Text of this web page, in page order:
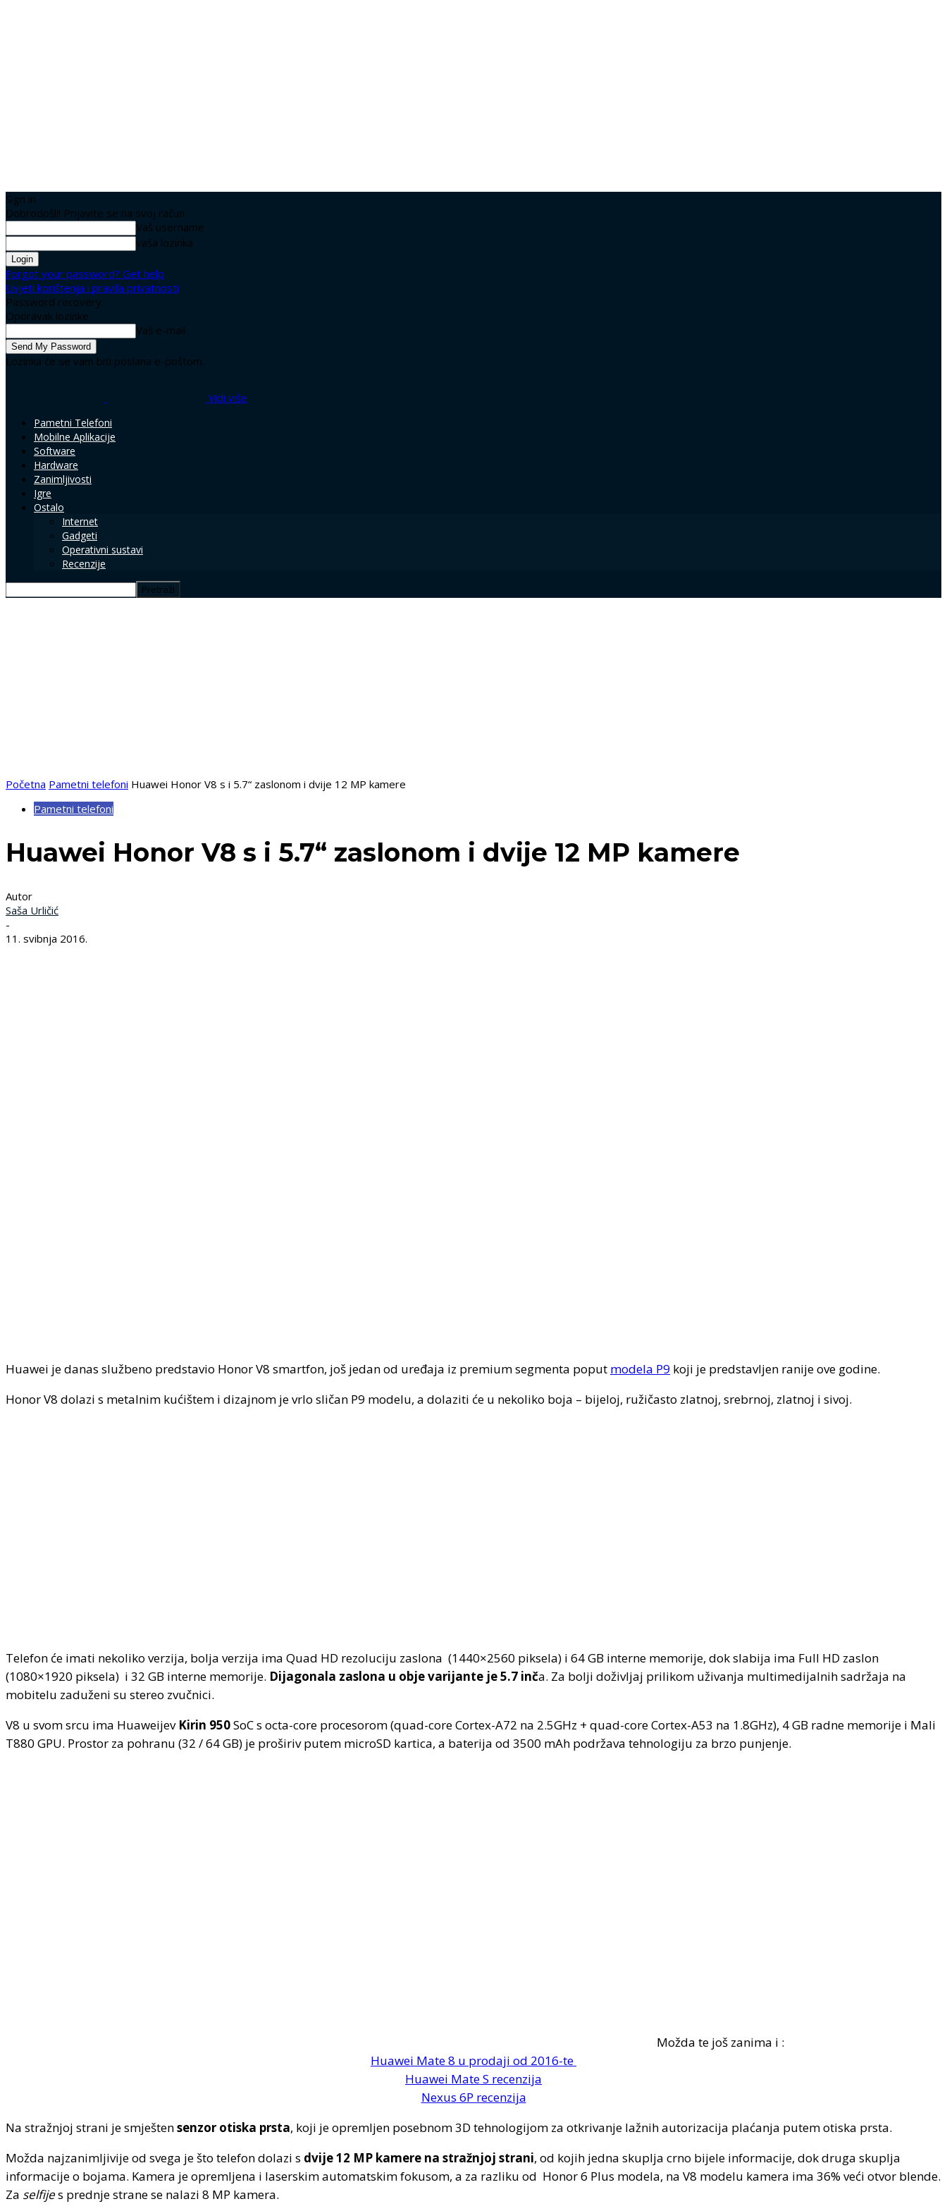
Sign in
Dobrodošli! Prijavite se na svoj račun
Vaš username
vaša lozinka
Forgot your password? Get help
Uvjeti korištenja i pravila privatnosti
Password recovery
Oporavak lozinke
Vaš e-mail
Lozinka će se vam biti poslana e-poštom.
Vidi više
Pametni Telefoni
Mobilne Aplikacije
Software
Hardware
Zanimljivosti
Igre
Ostalo
Internet
Gadgeti
Operativni sustavi
Recenzije
Početna Pametni telefoni Huawei Honor V8 s i 5.7“ zaslonom i dvije 12 MP kamere
Pametni telefoni
Huawei Honor V8 s i 5.7“ zaslonom i dvije 12 MP kamere
Autor
Saša Urličić
-
11. svibnja 2016.
Huawei je danas službeno predstavio Honor V8 smartfon, još jedan od uređaja iz premium segmenta poput modela P9 koji je predstavljen ranije ove godine.
Honor V8 dolazi s metalnim kućištem i dizajnom je vrlo sličan P9 modelu, a dolaziti će u nekoliko boja – bijeloj, ružičasto zlatnoj, srebrnoj, zlatnoj i sivoj.
Telefon će imati nekoliko verzija, bolja verzija ima Quad HD rezoluciju zaslona (1440×2560 piksela) i 64 GB interne memorije, dok slabija ima Full HD zaslon
(1080×1920 piksela) i 32 GB interne memorije. Dijagonala zaslona u obje varijante je 5.7 inča. Za bolji doživljaj prilikom uživanja multimedijalnih sadržaja na
mobitelu zaduženi su stereo zvučnici.
V8 u svom srcu ima Huaweijev Kirin 950SoC s octa-core procesorom (quad-core Cortex-A72 na 2.5GHz + quad-core Cortex-A53 na 1.8GHz), 4 GB radne memorije i Mali
T880 GPU. Prostor za pohranu (32 / 64 GB) je proširiv putem microSD kartica, a baterija od 3500 mAh podržava tehnologiju za brzo punjenje.
Možda te još zanima i :
Huawei Mate 8 u prodaji od 2016-te
Huawei Mate S recenzija
Nexus 6P recenzija
Na stražnjoj strani je smještensenzor otiska prsta, koji je opremljen posebnom 3D tehnologijom za otkrivanje lažnih autorizacija plaćanja putem otiska prsta.
Možda najzanimljivije od svega je što telefon dolazi s dvije 12 MP kamere na stražnjoj strani, od kojih jedna skuplja crno bijele informacije, dok druga skuplja
informacije o bojama. Kamera je opremljena i laserskim automatskim fokusom, a za razliku od Honor 6 Plus modela, na V8 modelu kamera ima 36% veći otvor blende.
Za selfijes prednje strane se nalazi 8 MP kamera.